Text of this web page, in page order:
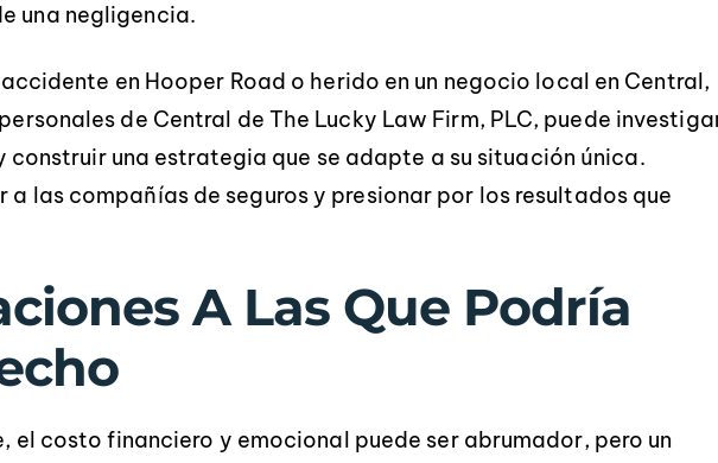
una negligencia.
en Hooper Road o herido en un negocio local en Central,
de Central de The Lucky Law Firm, PLC, puede
construir una estrategia que se adapte a su situación única.
a las compañías de seguros y presionar por los resultados que
A Las Que Podría
el costo financiero y emocional puede ser abrumador, pero un